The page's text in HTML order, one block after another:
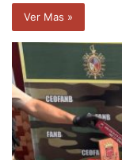
Ver Mas »